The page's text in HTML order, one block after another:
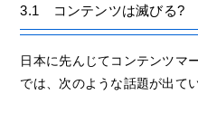
3.1 コンテンツは滅びる?
日本に先んじてコンテンツマ
では、次のような話題が出て